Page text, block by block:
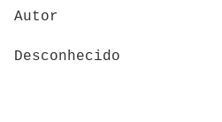
Autor
Desconhecido